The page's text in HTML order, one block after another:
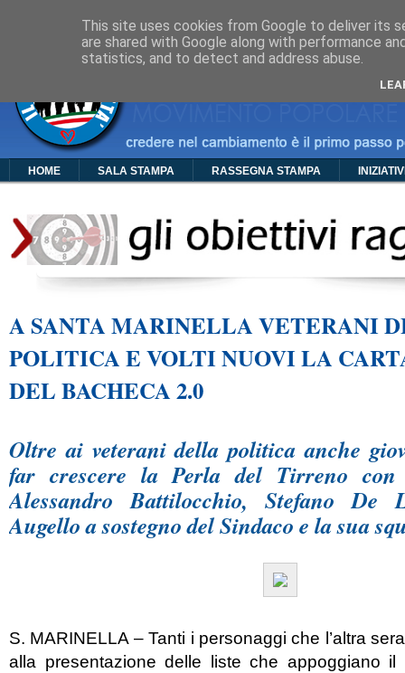
HOME SALA STAMPA RASSEGNA STAMPA
A SANTA MARINELLA VETERANI
POLITICA E VOLTI NUOVI LA
DEL BACHECA 2.0
Oltre ai veterani della politica anche
far crescere la Perla del Tirreno con
Alessandro Battilocchio, Stefano
Augello a sostegno del Sindaco e la sua
S. MARINELLA – Tanti i personaggi che l’altra
alla presentazione delle liste che appoggiano il
This site uses cookies from Google to deliver its
are shared with Google along with performance
statistics, and to detect and address abuse.